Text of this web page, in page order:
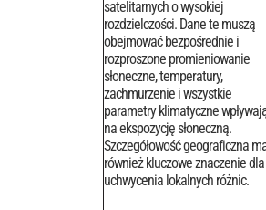
satelitarnych o wysokiej
rozdzielczości. Dane te muszą
obejmować bezpośrednie i
rozproszone promieniowanie
słoneczne, temperatury,
zachmurzenie i wszystkie
parametry klimatyczne
na ekspozycję słoneczną.
Szczegółowość geograficzna
również kluczowe znaczenie dla
uchwycenia lokalnych różnic.